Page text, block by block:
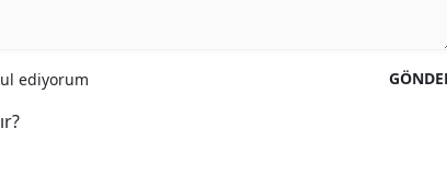
ediyorum